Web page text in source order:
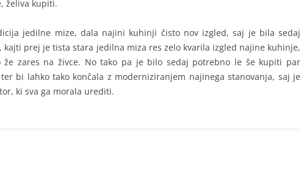
želiva kupiti.
jedilne mize, dala najini kuhinji čisto nov izgled, saj je bila sedaj
kajti prej je tista stara jedilna miza res zelo kvarila izgled najine kuhinje,
že zares na živce. No tako pa je bilo sedaj potrebno le še kupiti par
bi lahko tako končala z moderniziranjem najinega stanovanja, saj je
ki sva ga morala urediti.